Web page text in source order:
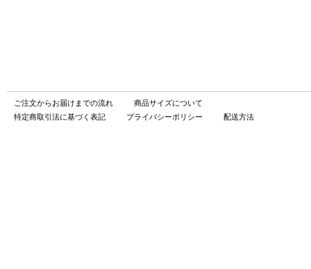
ご注文からお届けまでの流れ
商品サイズについて
特定商取引法に基づく表記
プライバシーポリシー 配送方法